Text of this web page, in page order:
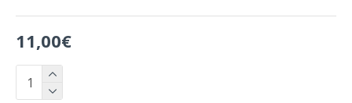
11,00€